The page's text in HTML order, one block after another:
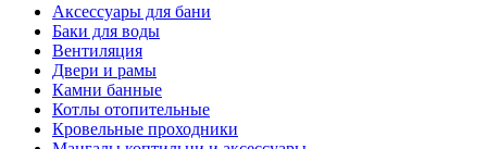
Аксессуары для бани
Баки для воды
Вентиляция
Двери и рамы
Камни банные
Котлы отопительные
Кровельные проходники